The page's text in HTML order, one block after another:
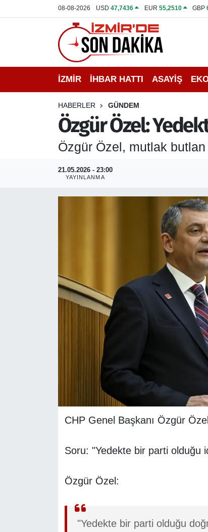
08-08-2026 USD47,7436 EUR 55,2510 GBP
İZMİR İHBAR HATTI ASAYİŞ
HABERLER GÜNDEM
Özgür Özel:
Özgür Özel, mutlak butlan
21.05.2026 - 23:00
YAYINLANMA
CHP Genel Başkanı Özgür
Soru: "Yedekte bir parti olduğu
Özgür Özel:
"Yedekte bir parti olduğu
İHBAR HATTI
DEPREM
EKONOMİ
SİYASET
İzmir Nöbetçi Eczaneler
İzmir Hava Durumu
İzmir Namaz Vakitleri
İzmir Trafik Yoğunluk Haritası
Puan Durumu ve Fikstür
Tüm Manşetler